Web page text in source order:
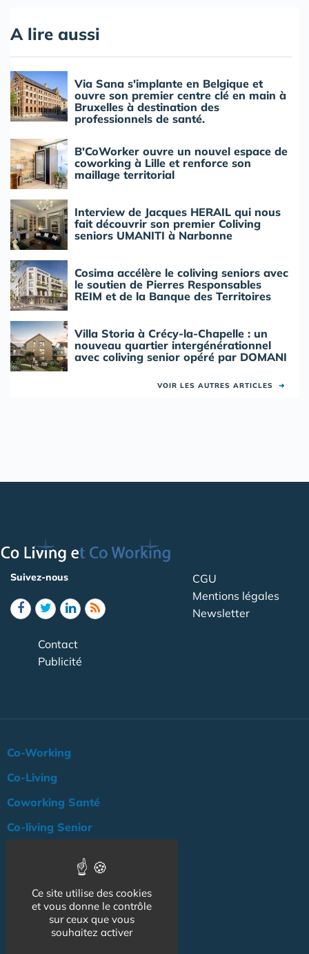
A lire aussi
Via Sana s'implante en Belgique et
ouvre son premier centre clé en main à
Bruxelles à destination des
professionnels de santé.
B'CoWorker ouvre un nouvel espace de
coworking à Lille et renforce son
maillage territorial
Interview de Jacques HERAIL qui nous
fait découvrir son premier Coliving
seniors UMANITI à Narbonne
Cosima accélère le coliving seniors avec
le soutien de Pierres Responsables
REIM et de la Banque des Territoires
Villa Storia à Crécy-la-Chapelle : un
nouveau quartier intergénérationnel
avec coliving senior opéré par DOMANI
VOIR LES AUTRES ARTICLES ➜
Suivez-nous
CGU
Mentions légales
Newsletter
Contact
Publicité
Co-Working
Co-Living
Coworking Santé
Co-living Senior
Professionnels
NOS AUTRES SITES :
Ce site utilise des cookies
et vous donne le contrôle
sur ceux que vous
souhaitez activer